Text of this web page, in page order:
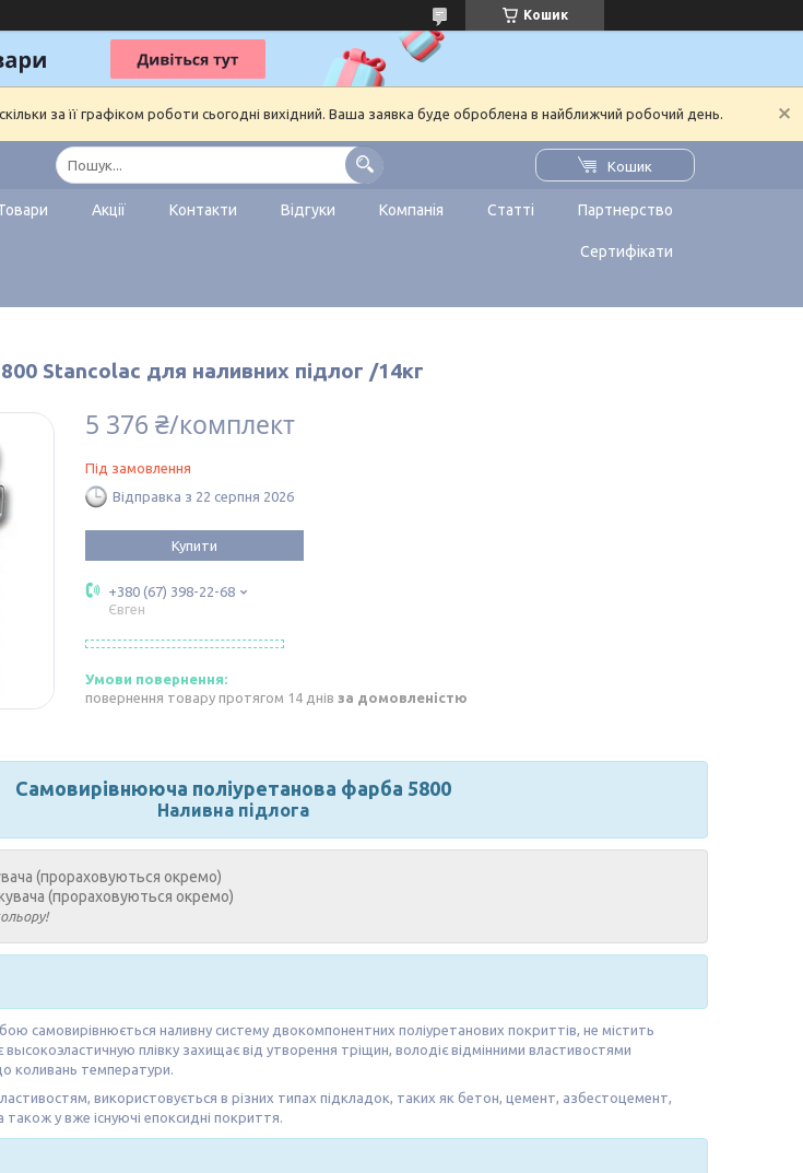
Кошик
за її графіком роботи сьогодні вихідний. Ваша заявка буде оброблена в найближчий робочий день.
Кошик
Акції Контакти Відгуки Компанія Статті Партнерство
Сертифікати
Stancolac для наливних підлог /14кг
5 376 ₴/комплект
Під замовлення
Відправка з 22 серпня 2026
Купити
+380 (67) 398-22-68
Євген
повернення товару протягом 14 днів за домовленістю
Самовирівнююча поліуретанова фарба 5800
Наливна підлога
(прораховуються окремо)
(прораховуються окремо)
самовирівнюється наливну систему двокомпонентних поліуретанових покриттів, не містить
плівку захищає від утворення тріщин, володіє відмінними властивостями
коливань температури.
використовується в різних типах підкладок, таких як бетон, цемент, азбестоцемент,
також у вже існуючі епоксидні покриття.